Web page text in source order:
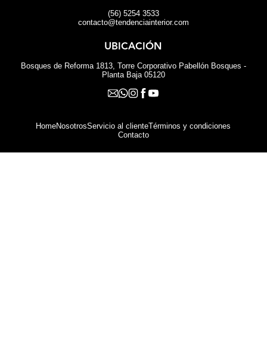
(56) 5254 3533
contacto@tendenciainterior.com
UBICACIÓN
Bosques de Reforma 1813, Torre Corporativo Pabellón Bosques -
Planta Baja 05120
HomeNosotrosServicio al clienteTérminos y condiciones
Contacto